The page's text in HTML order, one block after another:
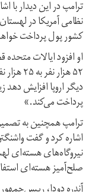
ترامپ در این دیدار با
نظامی آمریکا در
کشور پول پرداخت
او افزود ایالات متحده
۵۲
دیگر اروپا افزایش
پرداخت می‌کند.»
ترامپ همچنین به
اشاره کرد و گفت
نیروگاه‌های هسته‌ای
صلح‌آمیز هسته‌ای